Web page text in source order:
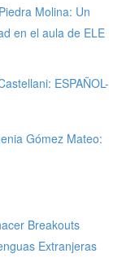
Molina: Un
en el aula de ELE
ESPAÑOL-
Gómez Mateo:
Breakouts
Extranjeras